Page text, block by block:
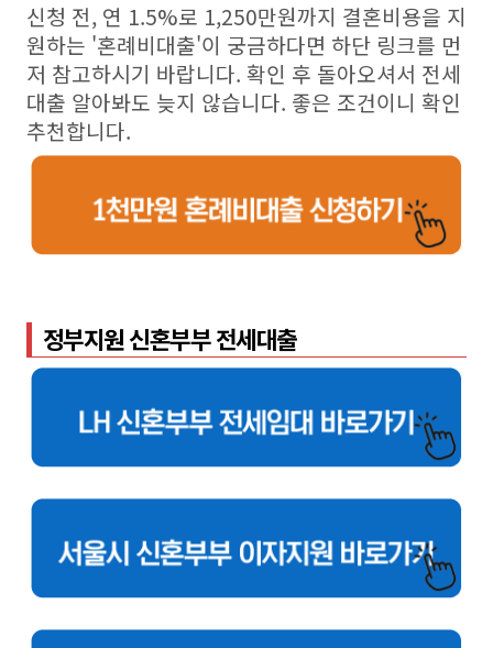
신청 전, 연 1.5%로 1,250만원까지 결혼비용을 지
원하는 '혼례비대출'이 궁금하다면 하단 링크를 먼
저 참고하시기 바랍니다. 확인 후 돌아오셔서 전세
대출 알아봐도 늦지 않습니다. 좋은 조건이니 확인
추천합니다.
정부지원 신혼부부 전세대출